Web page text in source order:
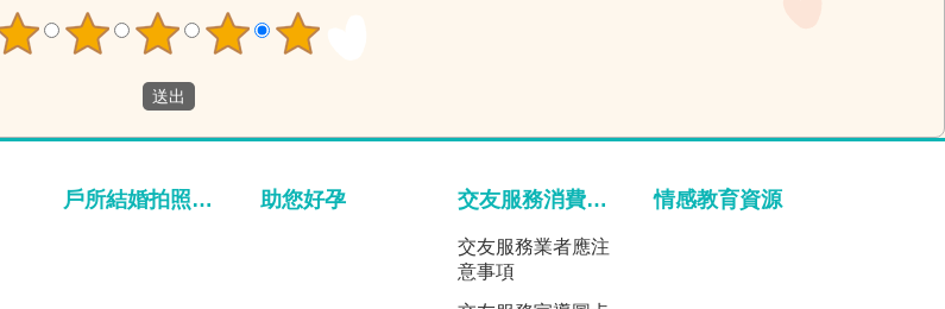
戶所結婚拍照專區 助您好孕 交友服務消費宣導
交友服務業者應注
意事項
情感教育資源